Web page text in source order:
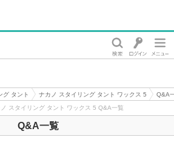
グ タント ナカノ スタイリング タント ワックス 5
Q&A
スタイリング タント ワックス 5 Q&A一覧
Q&A一覧